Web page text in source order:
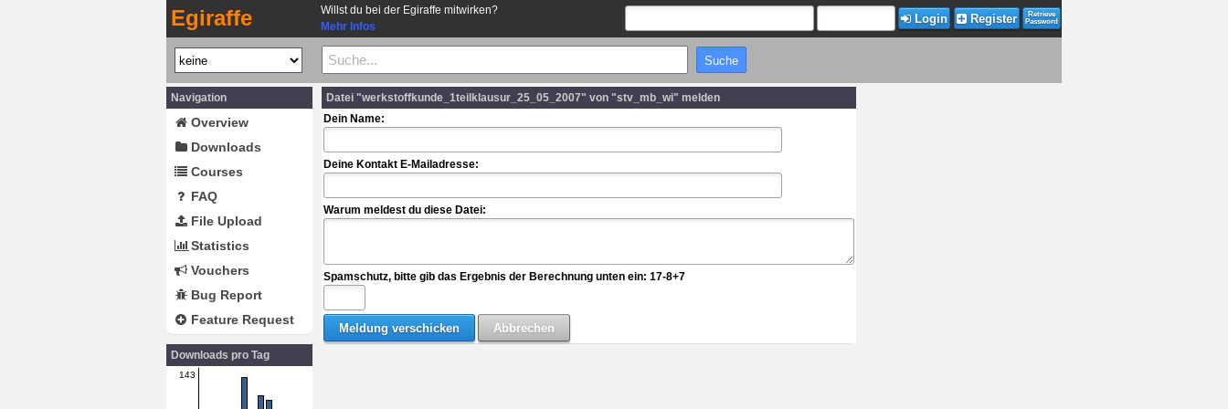
Egiraffe
Willst du bei der Egiraffe mitwirken?
Mehr Infos
Login Register
Retrieve
Password
Navigation
Overview
Downloads
Courses
FAQ
File Upload
Statistics
Vouchers
Bug Report
Feature Request
Downloads pro Tag
143
Datei "werkstoffkunde_1teilklausur_25_05_2007" von "stv_mb_wi" melden
Dein Name:
Deine Kontakt E-Mailadresse:
Warum meldest du diese Datei:
Spamschutz, bitte gib das Ergebnis der Berechnung unten ein: 17-8+7